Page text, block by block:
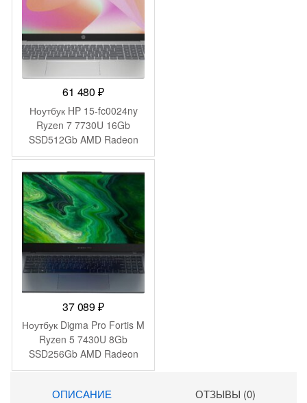
61 480₽
Ноутбук HP 15-fc0024ny
Ryzen 7 7730U 16Gb
SSD512Gb AMD Radeon
Graphics 15.6″ IPS FHD
(1920×1080) FreeDOS
silver WiFi BT Cam
(B8AX0EA)
37 089₽
Ноутбук Digma Pro Fortis M
Ryzen 5 7430U 8Gb
SSD256Gb AMD Radeon
Graphics 15.6″ IPS FHD
Pro grey WiFi BT Cam
ОПИСАНИЕ ОТЗЫВЫ (0)